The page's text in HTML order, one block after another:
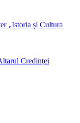
„Istoria și Cultura